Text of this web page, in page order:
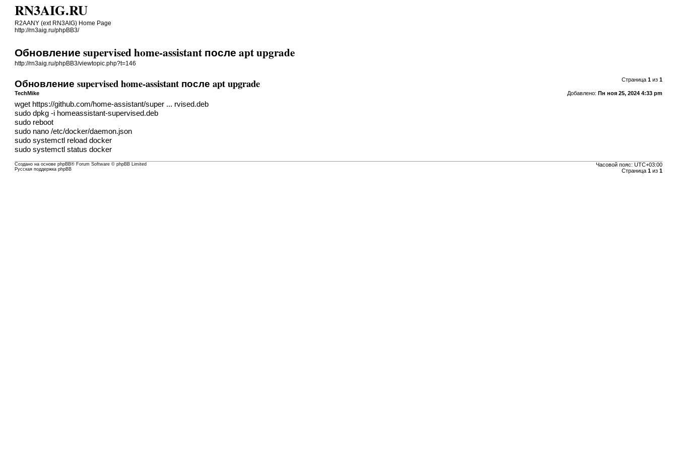
RN3AIG.RU
R2AANY (ext RN3AIG) Home Page
http://rn3aig.ru/phpBB3/
Обновление supervised home-assistant после apt upgrade
http://rn3aig.ru/phpBB3/viewtopic.php?t=146
Страница 1из 1
Обновление supervised home-assistant после apt upgrade
Добавлено: Пн ноя 25, 2024 4:33 pm
TechMike
wget https://github.com/home-assistant/super ... rvised.deb
sudo dpkg -i homeassistant-supervised.deb
sudo reboot
sudo nano /etc/docker/daemon.json
sudo systemctl reload docker
sudo systemctl status docker
Часовой пояс: UTC+03:00
Страница 1из 1
Создано на основеphpBB® Forum Software © phpBB Limited
Русская поддержка phpBB